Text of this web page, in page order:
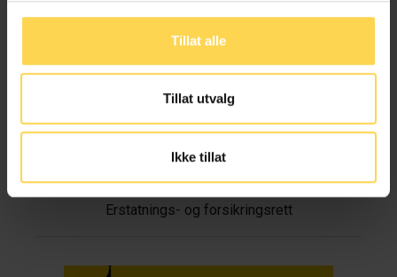
Tillat alle
Tillat utvalg
Ikke tillat
Erstatnings- og forsikringsrett EU/EØS-rett
Yrkesskadeforsikringsloven
Erstatnings- og forsikringsrett